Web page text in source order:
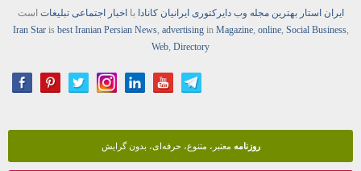
ایران استار بهترین مجله وب دایرکتوری ایرانیان کانادا بااخبار اجتماعی تبلیغات است
Iran Staris best Iranian Persian News, advertisingin Magazine, online, Social Business,
Web Directory
روزنامه معتبر، متنوع، حرفه‌ای، بدون گرایش